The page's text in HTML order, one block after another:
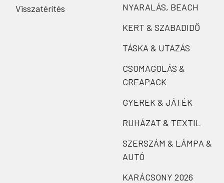
Visszatérítés
NYARALÁS, BEACH
KERT & SZABADIDŐ
TÁSKA & UTAZÁS
CSOMAGOLÁS &
CREAPACK
GYEREK & JÁTÉK
RUHÁZAT & TEXTIL
SZERSZÁM & LÁMPA &
AUTÓ
KARÁCSONY 2026